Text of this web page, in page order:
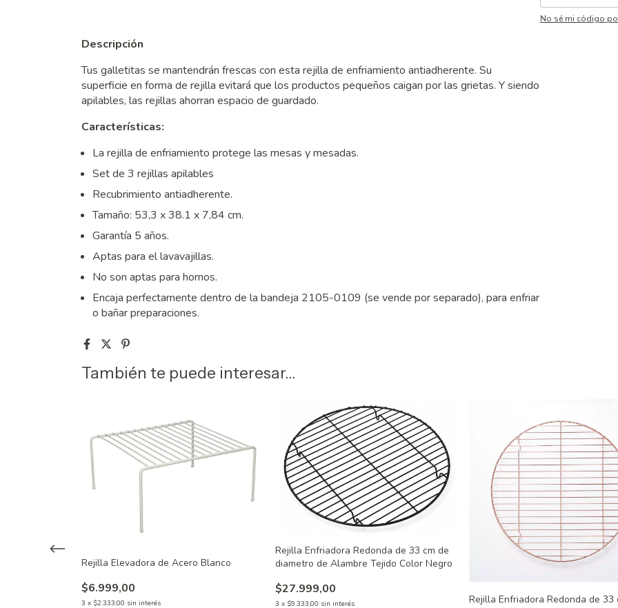
No sé mi código
Descripción
Tus galletitas se mantendrán frescas con esta rejilla de enfriamiento antiadherente. Su
superficie en forma de rejilla evitará que los productos pequeños caigan por las grietas. Y siendo
apilables, las rejillas ahorran espacio de guardado.
Características:
La rejilla de enfriamiento protege las mesas y mesadas.
Set de 3 rejillas apilables
Recubrimiento antiadherente.
Tamaño: 53,3 x 38.1 x 7,84 cm.
Garantía 5 años.
Aptas para el lavavajillas.
No son aptas para hornos.
Encaja perfectamente dentro de la bandeja 2105-0109 (se vende por separado), para enfriar
o bañar preparaciones.
También te puede interesar...
Rejilla Elevadora de Acero Blanco
$6.999,00
3 x $2.333,00 sin interés
Rejilla Enfriadora Redonda de 33 cm de
diametro de Alambre Tejido Color Negro
$27.999,00
3 x $9.333,00 sin interés
Rejilla Enfriadora Redonda de 33